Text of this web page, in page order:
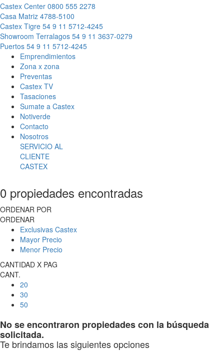
Castex Center 0800 555 2278
Casa Matriz 4788-5100
Castex Tigre 54 9 11 5712-4245
Showroom Terralagos 54 9 11 3637-0279
Puertos 54 9 11 5712-4245
Emprendimientos
Zona x zona
Preventas
Castex TV
Tasaciones
Sumate a Castex
Notiverde
Contacto
Nosotros
SERVICIO AL
CLIENTE
CASTEX
0 propiedades encontradas
ORDENAR POR
ORDENAR
Exclusivas Castex
Mayor Precio
Menor Precio
CANTIDAD X PAG
CANT.
20
30
50
No se encontraron propiedades con la búsqueda
solicitada.
Te brindamos las siguientes opciones